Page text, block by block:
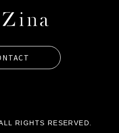
RIGHTS RESERVED.